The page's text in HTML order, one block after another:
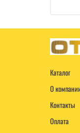
Каталог
О
Контакты
Оплата